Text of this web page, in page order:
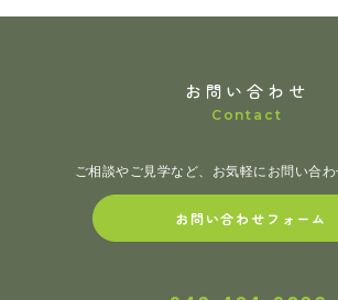
お問い合わせ
Contact
ご相談やご見学など、お気軽にお問い合わ
お問い合わせフォーム